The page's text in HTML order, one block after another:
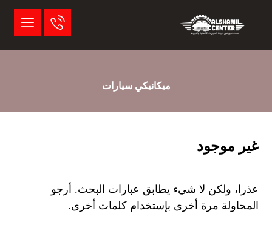
ميكانيكي سيارات
غير موجود
عذرا، ولكن لا شيء يطابق عبارات البحث. أرجو
المحاولة مرة أخرى بإستخدام كلمات أخرى.